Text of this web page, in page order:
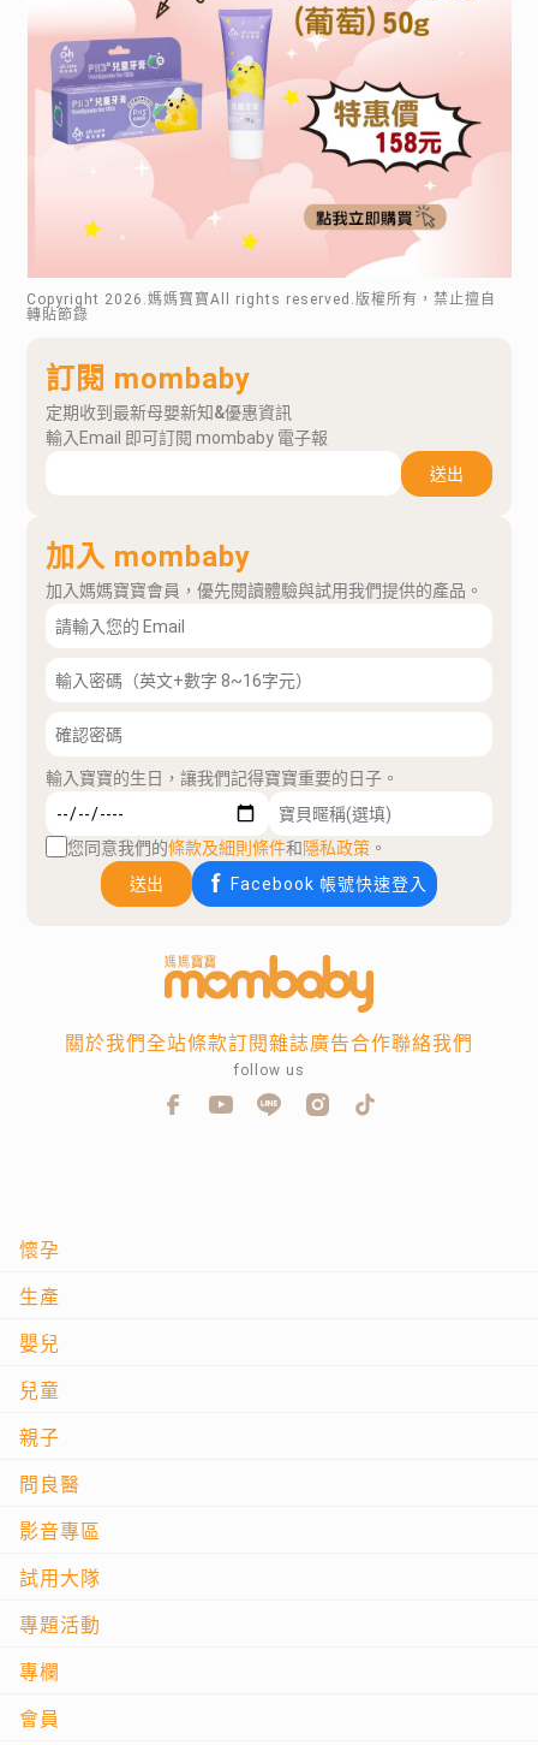
Copyright 2026 .媽媽寶寶All rights reserved.版權所有，禁止擅自
轉貼節錄
訂閱 mombaby
定期收到最新母嬰新知&優惠資訊
輸入Email 即可訂閱 mombaby 電子報
送出
加入 mombaby
加入媽媽寶寶會員，優先閱讀體驗與試用我們提供的產品。
輸入寶寶的生日，讓我們記得寶寶重要的日子。
您同意我們的條款及細則條件和隱私政策 。
送出
Facebook 帳號快速登入
懷孕
生產
嬰兒
兒童
親子
問良醫
影音專區
試用大隊
專題活動
專欄
會員
關於我們全站條款訂閱雜誌廣告合作聯絡我們
follow us